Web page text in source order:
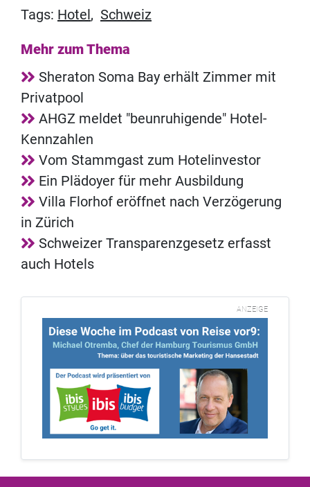
Tags: Hotel, Schweiz
Mehr zum Thema
Sheraton Soma Bay erhält Zimmer mit
Privatpool
AHGZ meldet "beunruhigende" Hotel-
Kennzahlen
Vom Stammgast zum Hotelinvestor
Ein Plädoyer für mehr Ausbildung
Villa Florhof eröffnet nach Verzögerung
in Zürich
Schweizer Transparenzgesetz erfasst
auch Hotels
ANZEIGE